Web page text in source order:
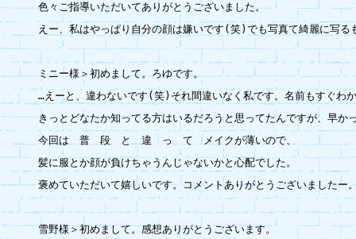
色々ご指導いただいてありがとうございました。
えー、私はやっぱり自分の顔は嫌いです(笑)でも写真て綺麗に写る
ミニー様＞初めまして。ろゆです。
…えーと、違わないです(笑)それ間違いなく私です。名前もすぐわ
きっとどなたか知ってる方はいるだろうと思ってたんですが、早
今回は　普　段　と　違　っ　て　メイクが薄いので、
髪に服とか顔が負けちゃうんじゃないかと心配でした。
褒めていただいて嬉しいです。コメントありがとうございましたー
雪野様＞初めまして。感想ありがとうございます。